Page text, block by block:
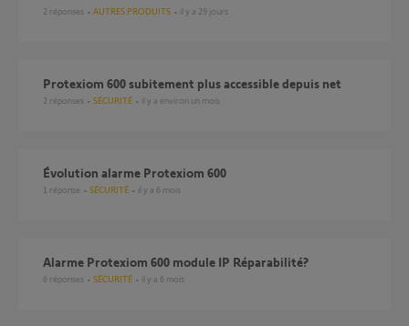
2 réponses AUTRES PRODUITS il y a 29 jours
Protexiom 600 subitement plus accessible depuis net
2 réponses SÉCURITÉ il y a environ un mois
Évolution alarme Protexiom 600
1 réponse SÉCURITÉ il y a 6 mois
Alarme Protexiom 600 module IP Réparabilité?
6 réponses SÉCURITÉ il y a 6 mois